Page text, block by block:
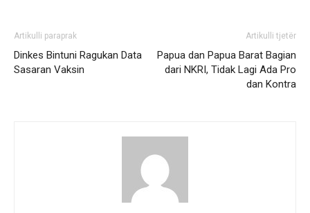
Artikulli paraprak
Dinkes Bintuni Ragukan Data
Sasaran Vaksin
Artikulli tjetër
Papua dan Papua Barat Bagian
dari NKRI, Tidak Lagi Ada Pro
dan Kontra